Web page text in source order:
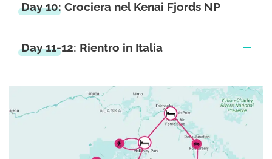
Day 10: Crociera nel Kenai Fjords NP
Day 11-12: Rientro in Italia